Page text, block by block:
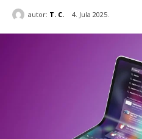
autor: T. C. 4. Jula 2025.